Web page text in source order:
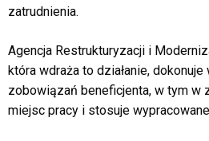
zatrudnienia.
Agencja Restrukturyzacji i
która wdraża to działanie,
zobowiązań beneficjenta, w tym w
miejsc pracy i stosuje